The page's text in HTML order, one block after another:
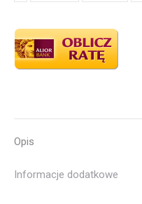
//
ALL-
IN-
R32
KIT-
Opis
Informacje dodatkowe